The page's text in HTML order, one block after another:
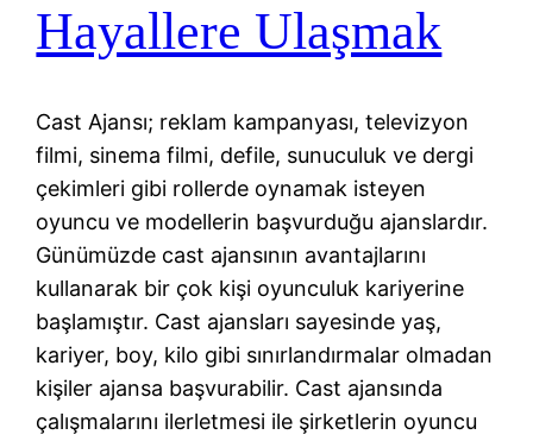
Hayallere Ulaşmak
Cast Ajansı; reklam kampanyası, televizyon
filmi, sinema filmi, defile, sunuculuk ve dergi
çekimleri gibi rollerde oynamak isteyen
oyuncu ve modellerin başvurduğu ajanslardır.
Günümüzde cast ajansının avantajlarını
kullanarak bir çok kişi oyunculuk kariyerine
başlamıştır. Cast ajansları sayesinde yaş,
kariyer, boy, kilo gibi sınırlandırmalar olmadan
kişiler ajansa başvurabilir. Cast ajansında
çalışmalarını ilerletmesi ile şirketlerin oyuncu